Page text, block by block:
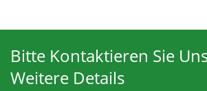
Bitte Kontaktieren Sie
Weitere Details